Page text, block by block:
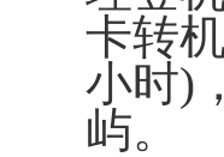
卡转
小时)
屿。